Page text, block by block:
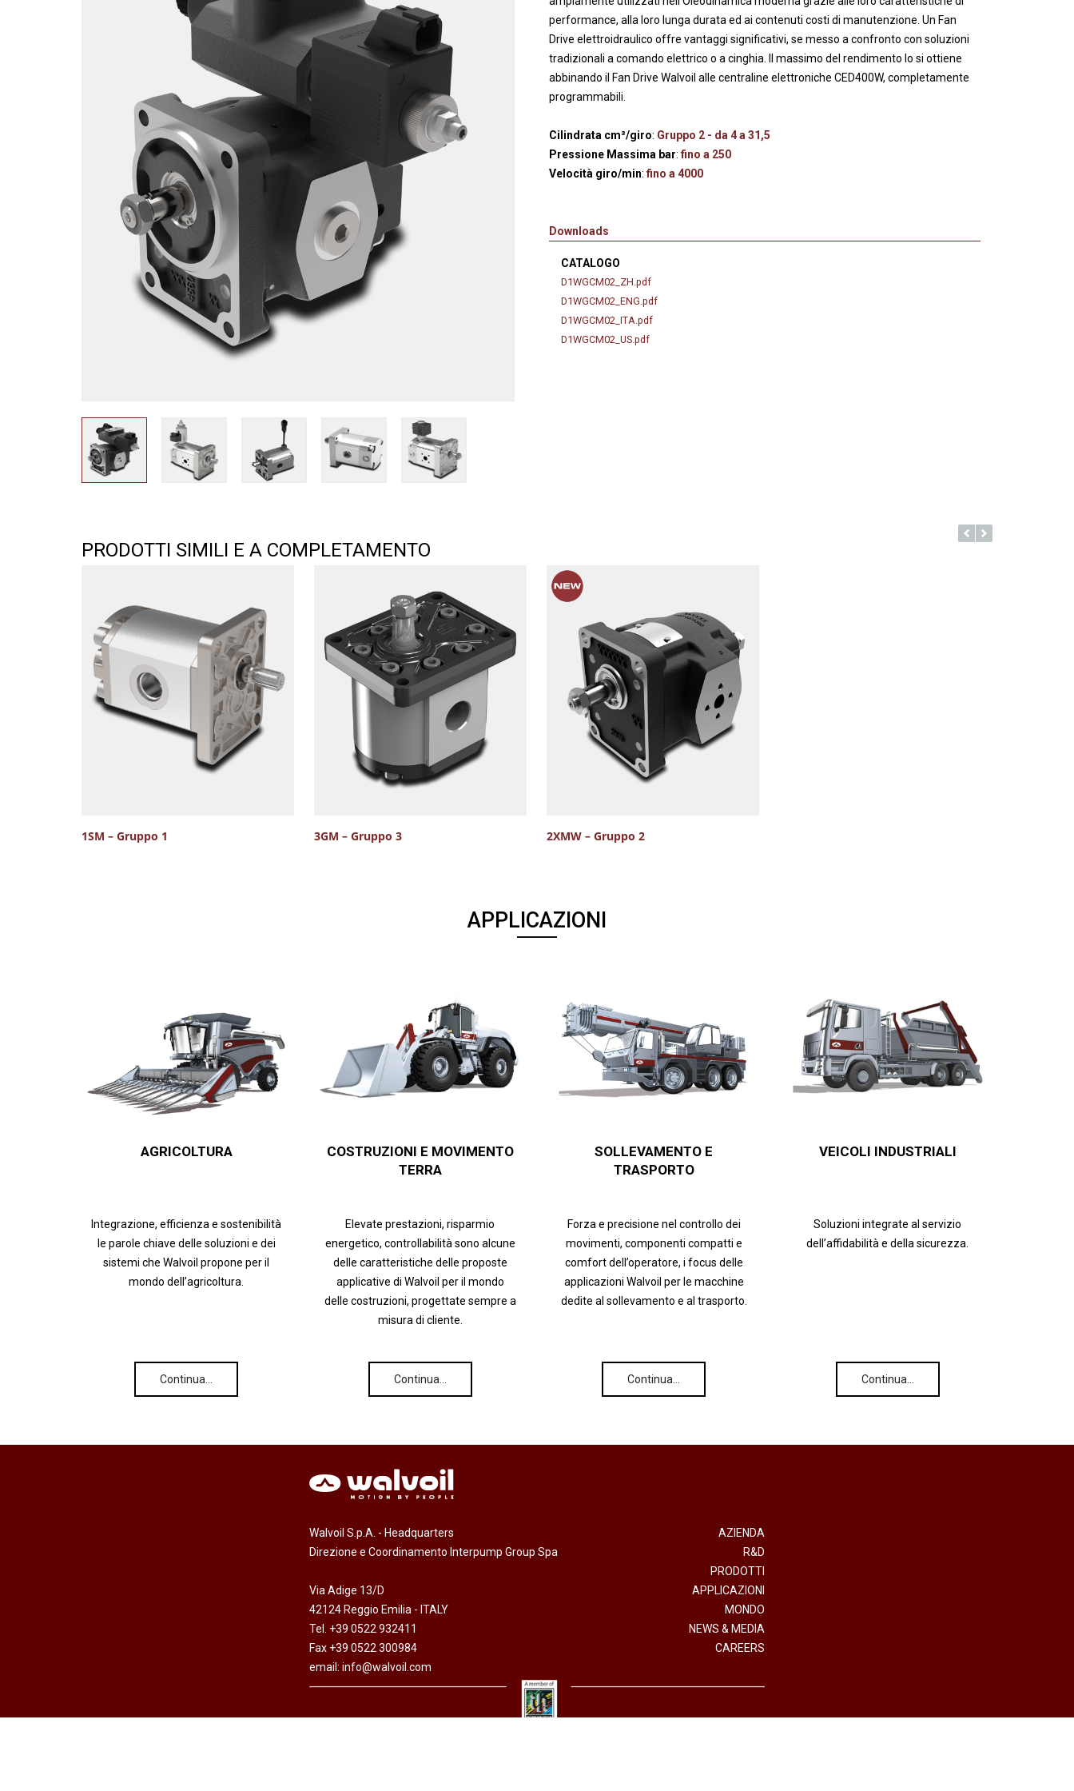
Motori ad ingranaggi in
ghisa
Versioni speciali
Divisori di flusso
Servocomandi idraulici ed
Unità di alimentazione
Servocomandi pneumatici
Servocomandi meccanici a
Cablaggi
Accessori
performance, alla loro lunga durata ed ai contenuti costi di manutenzione. Un Fan
Drive elettroidraulico offre vantaggi significativi, se messo a confronto con soluzioni
tradizionali a comando elettrico o a cinghia. Il massimo del rendimento lo si ottiene
abbinando il Fan Drive Walvoil alle centraline elettroniche CED400W, completamente
programmabili.
Cilindrata cm³/giro: Gruppo 2 - da 4 a 31,5
Pressione Massima bar: fino a 250
Velocità giro/min: fino a 4000
Downloads
CATALOGO
D1WGCM02_ZH.pdf
D1WGCM02_ENG.pdf
D1WGCM02_ITA.pdf
D1WGCM02_US.pdf
PRODOTTI SIMILI E A COMPLETAMENTO
1SM – Gruppo 1 3GM – Gruppo 3 2XMW – Gruppo 2
APPLICAZIONI
AGRICOLTURA
Integrazione, efficienza e sostenibilità
le parole chiave delle soluzioni e dei
sistemi che Walvoil propone per il
mondo dell’agricoltura.
Continua…
COSTRUZIONI E MOVIMENTO
TERRA
Elevate prestazioni, risparmio
energetico, controllabilità sono alcune
delle caratteristiche delle proposte
applicative di Walvoil per il mondo
delle costruzioni, progettate sempre a
misura di cliente.
Continua…
SOLLEVAMENTO E
TRASPORTO
Forza e precisione nel controllo dei
movimenti, componenti compatti e
comfort dell’operatore, i focus delle
applicazioni Walvoil per le macchine
dedite al sollevamento e al trasporto.
Continua…
VEICOLI INDUSTRIALI
Soluzioni integrate al servizio
dell’affidabilità e della sicurezza.
Continua…
Walvoil S.p.A. - Headquarters
Direzione e Coordinamento Interpump Group Spa
Via Adige 13/D
42124 Reggio Emilia - ITALY
Tel. +39 0522 932411
Fax +39 0522 300984
email: info@walvoil.com
AZIENDA
R&D
PRODOTTI
APPLICAZIONI
MONDO
NEWS & MEDIA
CAREERS